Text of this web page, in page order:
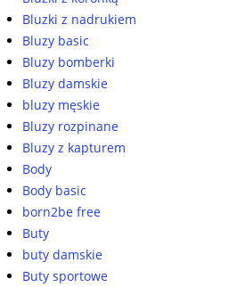
Bluzki z nadrukiem
Bluzy basic
Bluzy bomberki
Bluzy damskie
bluzy męskie
Bluzy rozpinane
Bluzy z kapturem
Body
Body basic
born2be free
Buty
buty damskie
Buty sportowe